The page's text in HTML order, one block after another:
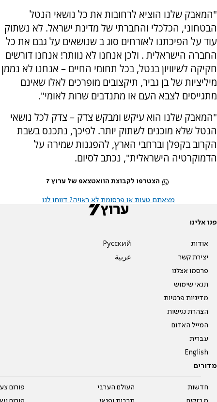
"המאבק שלנו הוציא לרחובות את כל נושאי הנטל
הבטחוני, הכלכלי והחברתי של מדינת ישראל. לא נשתוק
עוד על הפיכתנו לאזרחים סוג ב שנושאים על גבם את כל
החברה הישראלית . ולכן אנחנו לא נוותר! אנחנו דורשים
חקיקה לשיוויון בנטל, בכל תחומי החיים – אנחנו לא נממן
מיליציות של בן גביר, תיקצובים מופרכים לאלו שאינם
מתגייסים לצבא העם או מתנדבים שרות לאומי".
"המאבק שלנו הוא עיקש ומבקש צדק – צדק לכל נושאי
הנטל שלא מוכנים לשתוק יותר. לפיכך, נתכנס בשבת
הקרוב בקפלן וברחבי הארץ, להפגנות שמירה על
הדמוקרטיה הישראלית", נכתב לסיום.
הצטרפו לקבוצת הוואטצאפ של ערוץ 7
מצאתם טעות או פרסומת לא ראויה? דווחו לנו
פנו אלינו
אודות
יצירת קשר
פרסמו אצלנו
תנאי שימוש
מדיניות פרטיות
הצהרת נגישות
המייל האדום
עברית
English
Pусский
عربية
מדורים
חדשות
העולם הערבי
פורום